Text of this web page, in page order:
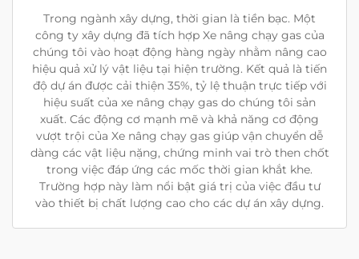
Trong ngành xây dựng, thời gian là tiền bạc. Một
công ty xây dựng đã tích hợp Xe nâng chạy gas của
chúng tôi vào hoạt động hàng ngày nhằm nâng cao
hiệu quả xử lý vật liệu tại hiện trường. Kết quả là tiến
độ dự án được cải thiện 35%, tỷ lệ thuận trực tiếp với
hiệu suất của xe nâng chạy gas do chúng tôi sản
xuất. Các động cơ mạnh mẽ và khả năng cơ động
vượt trội của Xe nâng chạy gas giúp vận chuyển dễ
dàng các vật liệu nặng, chứng minh vai trò then chốt
trong việc đáp ứng các mốc thời gian khắt khe.
Trường hợp này làm nổi bật giá trị của việc đầu tư
vào thiết bị chất lượng cao cho các dự án xây dựng.